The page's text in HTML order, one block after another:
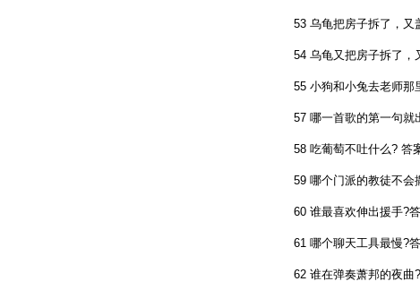
53 乌龟把房子拆了，又盖
54 乌龟又把房子拆了，
55 小狗和小兔去老师那
57 哪一首歌的第一句就
58 吃葡萄不吐什么? 答
59 哪个门派的教徒不会
60 谁最喜欢伸出援手?答
61 哪个聊天工具最慢?答
62 谁在弹奏萧邦的夜曲?